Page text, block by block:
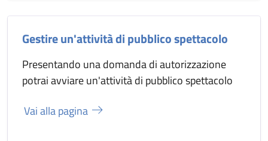
Gestire un'attività di pubblico spettacolo
Presentando una domanda di autorizzazione
potrai avviare un'attività di pubblico spettacolo
Vai alla pagina